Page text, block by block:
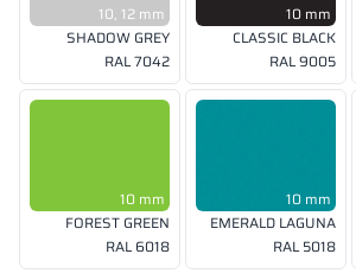
10, 12 mm
SHADOW GREY
RAL 7042
10 mm
CLASSIC BLACK
RAL 9005
10 mm
FOREST GREEN
RAL 6018
10 mm
EMERALD LAGUNA
RAL 5018